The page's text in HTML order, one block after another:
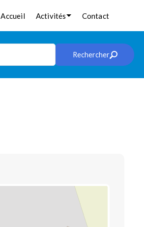
Accueil Activités Contact
Rechercher